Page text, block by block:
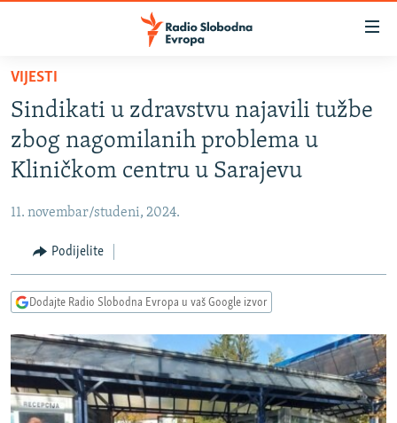
Pređite
glavni
sadržaj
Pređite
na
glavnu
Pređite
na
pretragu
VIJESTI
BOSNA I HERCEGOVINA
SRBIJA
CRNA GORA
VIZUELNO
INFOGRAFIKE
RAT U UKRAJINI
KINA NA BALKANU
RSE PRIČE IZ SVIJETA
ISPRIČAJ MI
VIJESTI
Sindikati u zdravstvu najavili tužbe
zbog nagomilanih problema u
Kliničkom centru u Sarajevu
11. novembar/studeni, 2024.
Podijelite
Dodajte Radio Slobodna Evropa u vaš Google izvor